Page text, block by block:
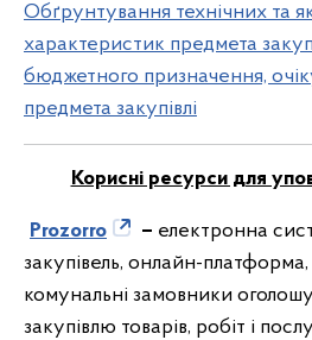
Обґрунтування технічних та
характеристик предмета
бюджетного призначення,
предмета закупівлі
Корисні ресурси для
Prozorro – електронна
закупівель, онлайн-
комунальні замовники
закупівлю товарів, робіт і